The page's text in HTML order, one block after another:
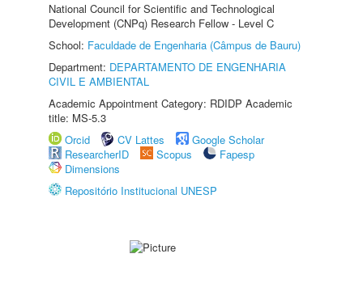
National Council for Scientific and Technological
Development (CNPq) Research Fellow - Level C
School: Faculdade de Engenharia (Câmpus de Bauru)
Department: DEPARTAMENTO DE ENGENHARIA
CIVIL E AMBIENTAL
Academic Appointment Category: RDIDP Academic
title: MS-5.3
Orcid
CV Lattes
Google Scholar
ResearcherID
Scopus
Fapesp
Dimensions
Repositório Institucional UNESP